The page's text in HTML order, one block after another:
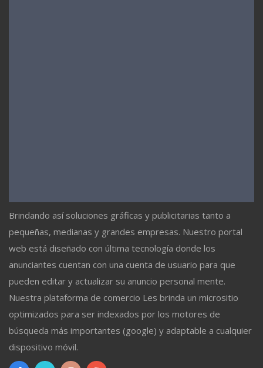
Brindando así soluciones gráficas y publicitarias tanto a
pequeñas, medianas y grandes empresas. Nuestro portal
web está diseñado con última tecnología donde los
anunciantes cuentan con una cuenta de usuario para que
pueden editar y actualizar su anuncio personal mente.
Nuestra plataforma de comercio Les brinda un micrositio
optimizados para ser indexados por los motores de
búsqueda más importantes (google) y adaptable a cualquier
dispositivo móvil.